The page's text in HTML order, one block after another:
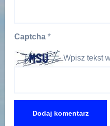
Captcha *
Wpisz tekst